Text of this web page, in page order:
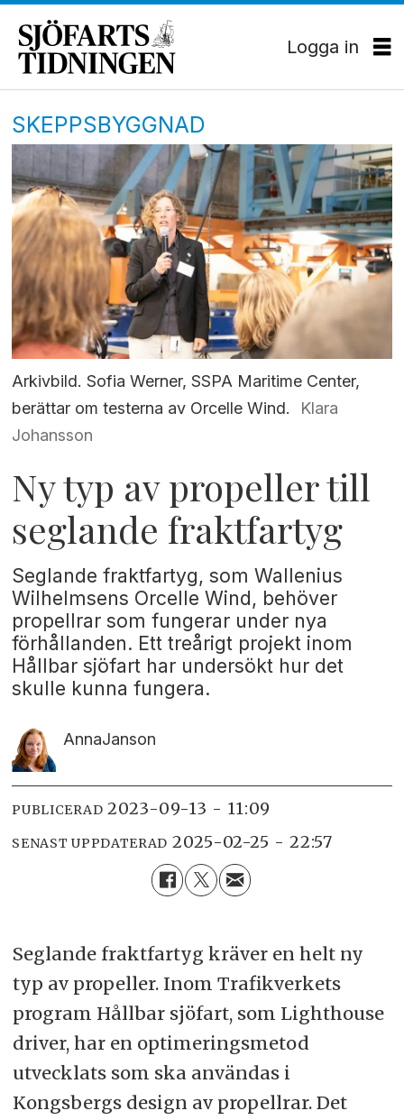
Logga in
SKEPPSBYGGNAD
Arkivbild. Sofia Werner, SSPA Maritime Center,
berättar om testerna av Orcelle Wind.
Klara
Johansson
Ny typ av propeller till
seglande fraktfartyg
Seglande fraktfartyg, som Wallenius
Wilhelmsens Orcelle Wind, behöver
propellrar som fungerar under nya
förhållanden. Ett treårigt projekt inom
Hållbar sjöfart har undersökt hur det
skulle kunna fungera.
AnnaJanson
PUBLICERAD 2023-09-13 - 11:09
SENAST UPPDATERAD 2025-02-25 - 22:57
Seglande fraktfartyg kräver en helt ny
typ av propeller. Inom Trafikverkets
program Hållbar sjöfart, som Lighthouse
driver, har en optimeringsmetod
utvecklats som ska användas i
Kongsbergs design av propellrar. Det